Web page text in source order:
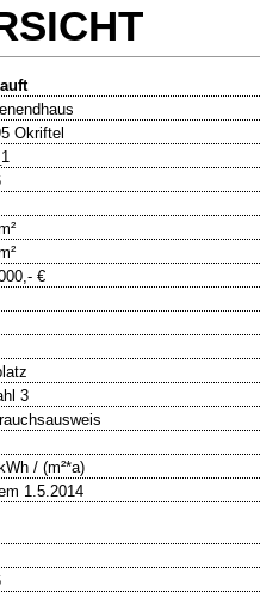
Okriftel
€
3
/ (m²*a)
1.5.2014